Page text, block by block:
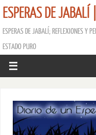
ESPERAS DE JABALÍ
ESPERAS DE JABALÍ; REFLEXIONES Y
ESTADO PURO